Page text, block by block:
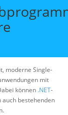
moderne Single-
mit
können .NET-
auch bestehenden